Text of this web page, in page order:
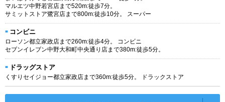
マルエツ中野若宮店まで520m:徒歩7分。
サミットストア鷺宮店まで800m:徒歩10分。 スーパー
コンビニ
ローソン都立家政店まで260m:徒歩4分。 コンビニ
セブンイレブン中野大和町中央通り店まで380m:徒歩5分。
ドラッグストア
くすりセイジョー都立家政店まで360m:徒歩5分。 ドラックストア